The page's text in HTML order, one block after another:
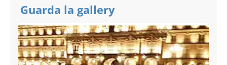
Guarda la gallery